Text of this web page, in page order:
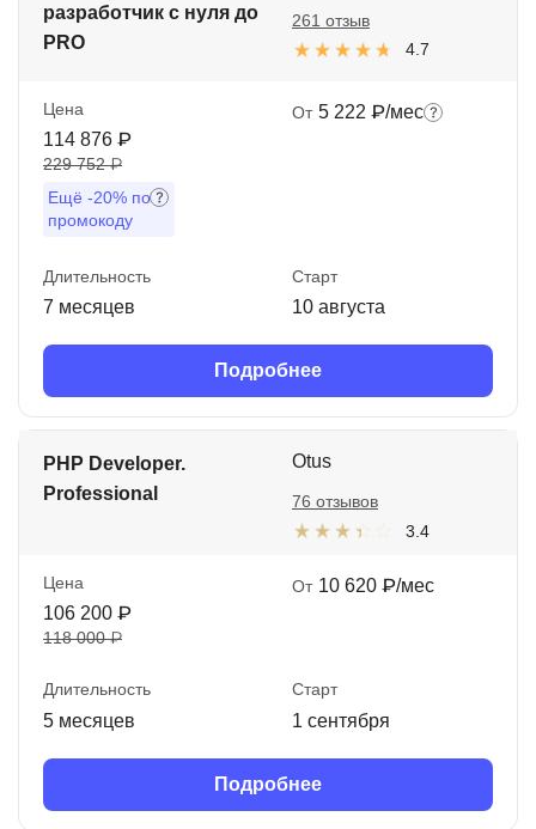
разработчик с нуля до
PRO
4.7
261 отзыв
Цена
114 876 ₽
229 752 ₽
Ещё -20% по
промокоду
От 5 222 ₽/мес
Длительность
7 месяцев
Старт
10 августа
Подробнее
PHP Developer.
Professional
Otus
3.4
76 отзывов
Цена
106 200 ₽
118 000 ₽
От 10 620 ₽/мес
Длительность
5 месяцев
Старт
1 сентября
Подробнее